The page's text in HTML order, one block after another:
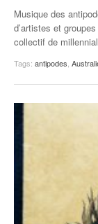
Musique des
d’artistes et
collectif de
Tags: antipodes